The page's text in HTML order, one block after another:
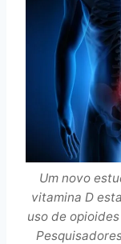
Um novo
vitamina D
uso de